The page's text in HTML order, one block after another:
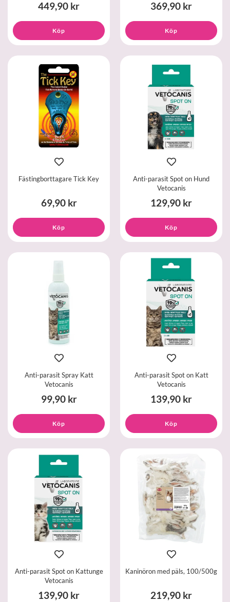
449,90 kr
Köp
369,90 kr
Köp
Fästingborttagare Tick Key
69,90 kr
Köp
Anti-parasit Spot on Hund
Vetocanis
129,90 kr
Köp
Anti-parasit Spray Katt
Vetocanis
99,90 kr
Köp
Anti-parasit Spot on Katt
Vetocanis
139,90 kr
Köp
Anti-parasit Spot on Kattunge
Vetocanis
139,90 kr
Kaninöron med päls, 100/500g
219,90 kr